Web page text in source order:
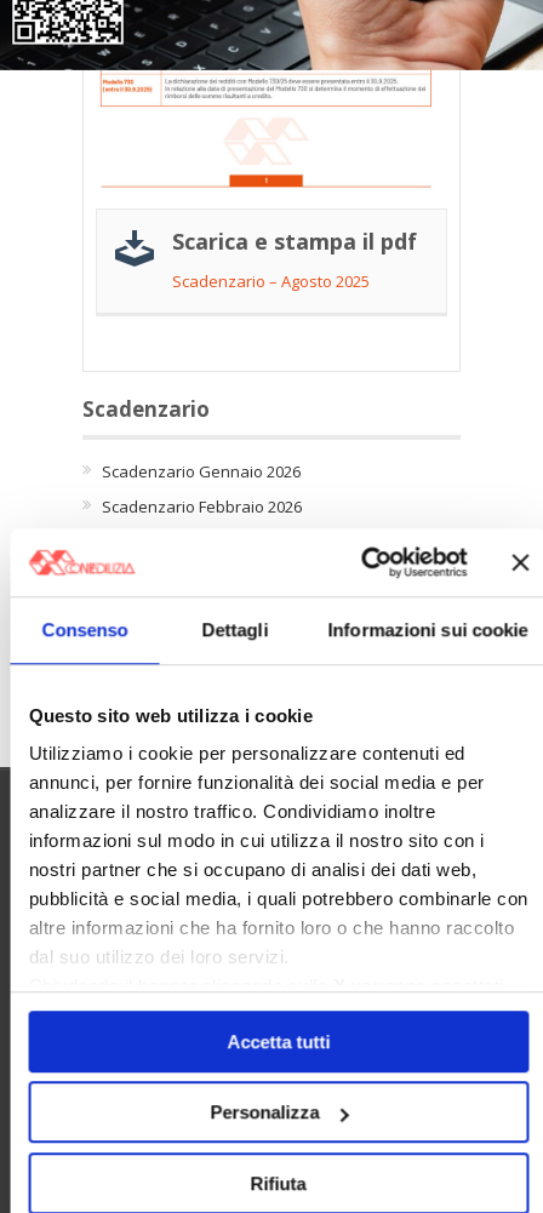
Consenso Dettagli Informazioni sui cookie
Questo sito web utilizza i cookie
Utilizziamo i cookie per personalizzare contenuti ed
annunci, per fornire funzionalità dei social media e per
analizzare il nostro traffico. Condividiamo inoltre
informazioni sul modo in cui utilizza il nostro sito con i
nostri partner che si occupano di analisi dei dati web,
pubblicità e social media, i quali potrebbero combinarle con
altre informazioni che ha fornito loro o che hanno raccolto
dal suo utilizzo dei loro servizi.
solo i cookie necessari.
Accetta tutti
Personalizza
Rifiuta
Scarica e stampa il pdf
Scadenzario – Agosto 2025
Scadenzario
Scadenzario Gennaio 2026
Scadenzario Febbraio 2026
Scadenzario Aprile 2026
Scadenzario Giugno 2026
Scadenzario Agosto 2026
Utilità
Disclaimer
Cookie policy
Area riservata